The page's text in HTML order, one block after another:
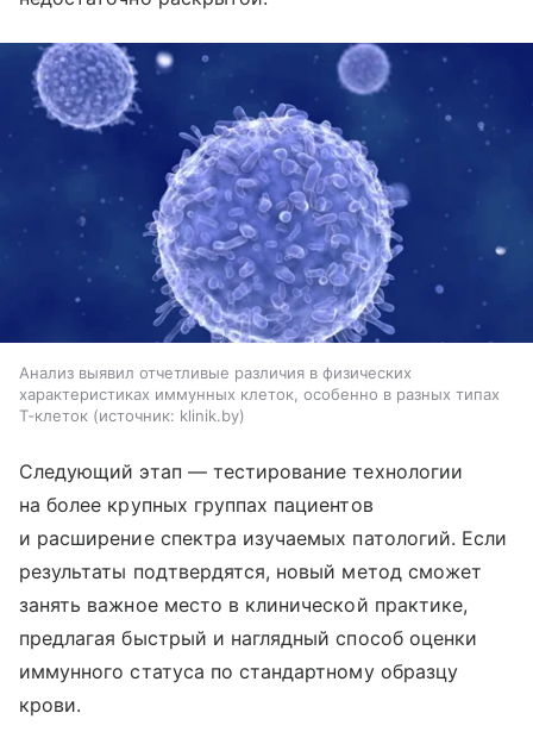
Анализ выявил отчетливые различия в физических
характеристиках иммунных клеток, особенно в разных типах
Т‑клеток
источник: klinik.by
Следующий этап — тестирование технологии
на более крупных группах пациентов
и расширение спектра изучаемых патологий. Если
результаты подтвердятся, новый метод сможет
занять важное место в клинической практике,
предлагая быстрый и наглядный способ оценки
иммунного статуса по стандартному образцу
крови.